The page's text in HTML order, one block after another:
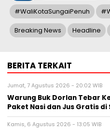
#WaliKotaSungaiPenuh
Breaking News Headline
BERITA TERKAIT
Jumat, 7 Agustus 2026 - 20:02 WIB
Warung Buk Dorlan Tebar
Paket Nasi dan Jus Gratis di
Kamis, 6 Agustus 2026 - 13:05 WIB